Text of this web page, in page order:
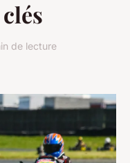
de lecture